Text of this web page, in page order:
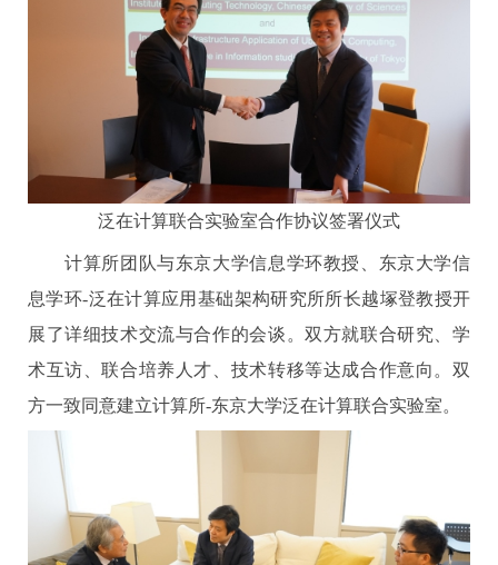
泛在计算联合实验室合作协议签署仪式
计算所团队与东京大学信息学环教授、东京大学信
息学环-泛在计算应用基础架构研究所所长越塚登教授开
展了详细技术交流与合作的会谈。双方就联合研究、学
术互访、联合培养人才、技术转移等达成合作意向。双
方一致同意建立计算所-东京大学泛在计算联合实验室。